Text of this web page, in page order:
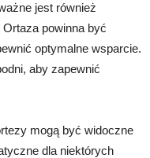
jest również
powinna być
optymalne wsparcie.
aby zapewnić
mogą być widoczne
dla niektórych